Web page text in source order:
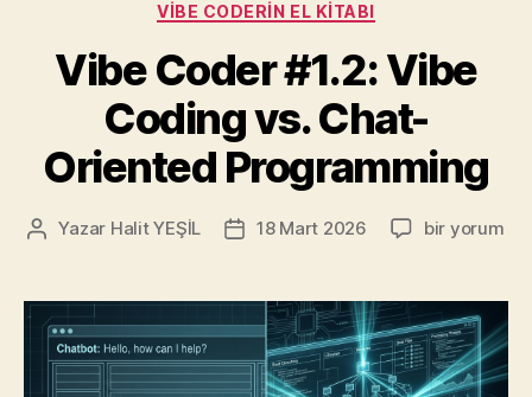
Kategoriler
VIBE CODERIN EL KITABI
Vibe Coder #1.2: Vibe
Coding vs. Chat-
Oriented Programming
Yazının
Yazar Halit YEŞİL
Yazı18 Mart 2026
Vibe
Vibe
Coding
vs.
Chat-
bir yorum